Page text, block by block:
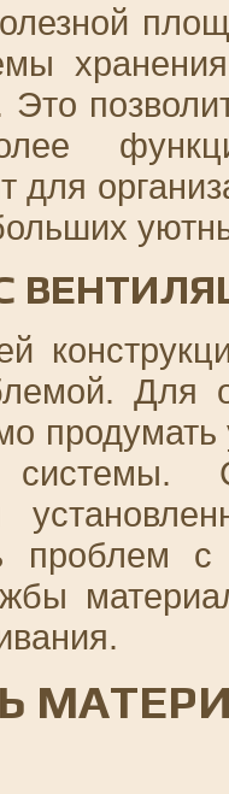
для
Для
системы.
проблем